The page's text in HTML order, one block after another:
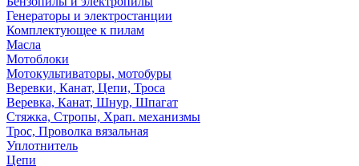
Генераторы и электростанции
Комплектующее к пилам
Масла
Мотоблоки
Мотокультиваторы, мотобуры
Веревки, Канат, Цепи, Троса
Веревка, Канат, Шнур, Шпагат
Стяжка, Стропы, Храп. механизмы
Трос, Проволка вязальная
Уплотнитель
Цепи